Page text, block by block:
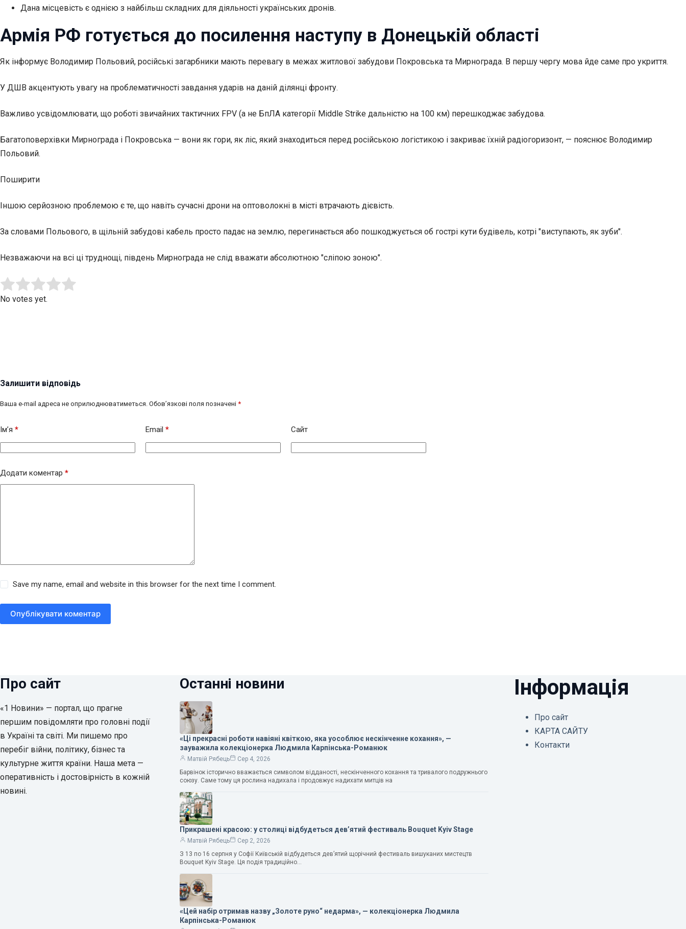
Дана місцевість є однією з найбільш складних для діяльності українських дронів.
Армія РФ готується до посилення наступу в Донецькій області
Як інформує Володимир Польовий, російські загарбники мають перевагу в межах житлової забудови Покровська та Мирнограда. В першу чергу мова йде саме про укриття.
У ДШВ акцентують увагу на проблематичності завдання ударів на даній ділянці фронту.
Важливо усвідомлювати, що роботі звичайних тактичних FPV (а не БпЛА категорії Middle Strike дальністю на 100 км) перешкоджає забудова.
Багатоповерхівки Мирнограда і Покровська — вони як гори, як ліс, який знаходиться перед російською логістикою і закриває їхній радіогоризонт, — пояснює Володимир
Польовий.
Поширити
Іншою серйозною проблемою є те, що навіть сучасні дрони на оптоволокні в місті втрачають дієвість.
За словами Польового, в щільній забудові кабель просто падає на землю, перегинається або пошкоджується об гострі кути будівель, котрі "виступають, як зуби".
Незважаючи на всі ці труднощі, південь Мирнограда не слід вважати абсолютною "сліпою зоною".
Rate this item:
No votes yet.
Залишити відповідь
Ваша e-mail адреса не оприлюднюватиметься. Обов’язкові поля позначені *
Ім’я * Email * Сайт
Додати коментар *
Save my name, email and website in this browser for the next time I comment.
Опублікувати коментар
Про сайт
«1 Новини» — портал, що прагне
першим повідомляти про головні події
в Україні та світі. Ми пишемо про
перебіг війни, політику, бізнес та
культурне життя країни. Наша мета —
оперативність і достовірність в кожній
новині.
Останні новини
«Ці прекрасні роботи навіяні квіткою, яка уособлює нескінченне кохання», —
зауважила колекціонерка Людмила Карпінська-Романюк
Матвій Рябець
Сер 4, 2026
Барвінок історично вважається символом відданості, нескінченного кохання та тривалого подружнього
союзу. Саме тому ця рослина надихала і продовжує надихати митців на
Прикрашені красою: у столиці відбудеться дев’ятий фестиваль Bouquet Kyiv Stage
Матвій Рябець
Сер 2, 2026
З 13 по 16 серпня у Софії Київській відбудеться дев’ятий щорічний фестиваль вишуканих мистецтв
Bouquet Kyiv Stage. Ця подія традиційно…
«Цей набір отримав назву „Золоте руно“ недарма», — колекціонерка Людмила
Карпінська-Романюк
Інформація
Про сайт
КАРТА САЙТУ
Контакти